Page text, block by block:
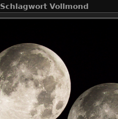
Schlagwort Vollmond